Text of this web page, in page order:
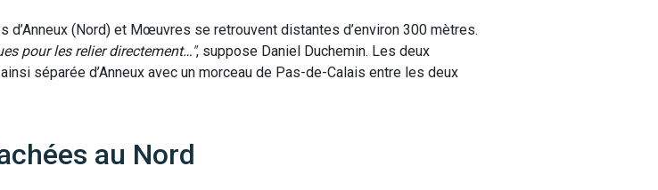
d’Anneux (Nord) et Mœuvres se retrouvent distantes d’environ 300 mètres.
pour les relier directement… , suppose Daniel Duchemin. Les deux
séparée d’Anneux avec un morceau de Pas-de-Calais entre les deux
au Nord